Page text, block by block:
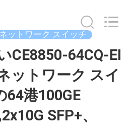
ットワーク スイッチ
CE8850-64CQ-EI
ットワーク スイ
64港100GE
SFP+、